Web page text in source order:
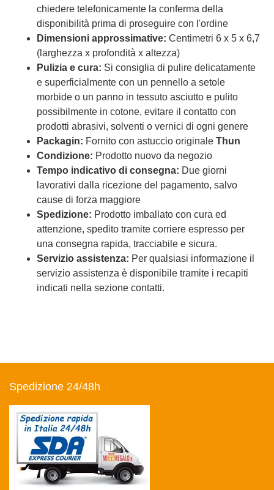
chiedere telefonicamente la conferma della
disponibilità prima di proseguire con l'ordine
Dimensioni approssimative: Centimetri 6 x 5 x 6,7
(larghezza x profondità x altezza)
Pulizia e cura: Si consiglia di pulire delicatamente
e superficialmente con un pennello a setole
morbide o un panno in tessuto asciutto e pulito
possibilmente in cotone, evitare il contatto con
prodotti abrasivi, solventi o vernici di ogni genere
Packagin: Fornito con astuccio originale Thun
Condizione: Prodotto nuovo da negozio
Tempo indicativo di consegna: Due giorni
lavorativi dalla ricezione del pagamento, salvo
cause di forza maggiore
Spedizione: Prodotto imballato con cura ed
attenzione, spedito tramite corriere espresso per
una consegna rapida, tracciabile e sicura.
Servizio assistenza: Per qualsiasi informazione il
servizio assistenza è disponibile tramite i recapiti
indicati nella sezione contatti.
Spedizione 24/48h